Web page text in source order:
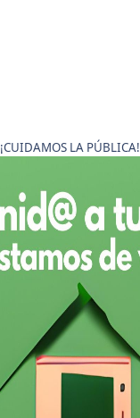
¡CUIDAMOS LA PÚBLICA!